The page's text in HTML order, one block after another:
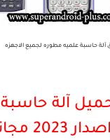
آلة حاسبة علميه مطوره لجميع الاجهزه
آلة
للاندرويد